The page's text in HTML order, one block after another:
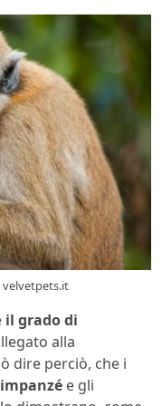
velvetpets.it
il grado di
alla
dire perciò, che i
e gli